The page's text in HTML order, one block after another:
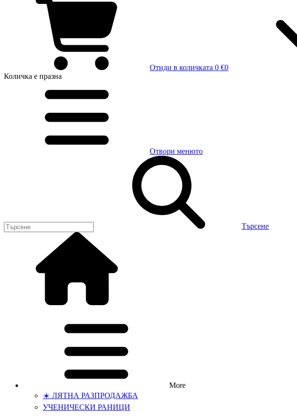
Отиди в количката 0 €0
Количка е празна
Отвори менюто
Търсене
More
☀️ ЛЯТНА РАЗПРОДАЖБА
УЧЕНИЧЕСКИ РАНИЦИ